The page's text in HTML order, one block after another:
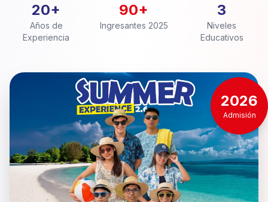
20+
Años de
Experiencia
90+
Ingresantes 2025
3
Niveles
Educativos
2026
Admisión